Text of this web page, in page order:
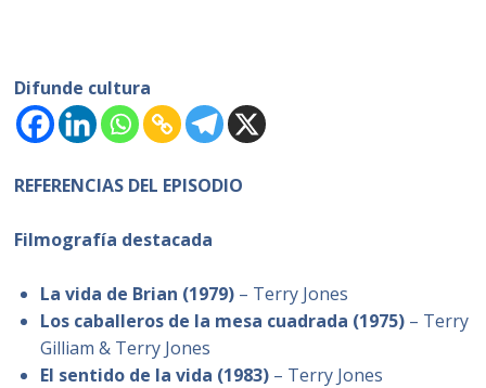
Difunde cultura
REFERENCIAS DEL EPISODIO
Filmografía destacada
La vida de Brian (1979) – Terry Jones
Los caballeros de la mesa cuadrada (1975) – Terry
Gilliam & Terry Jones
El sentido de la vida (1983) – Terry Jones